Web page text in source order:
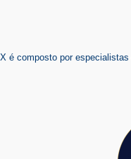
é composto por